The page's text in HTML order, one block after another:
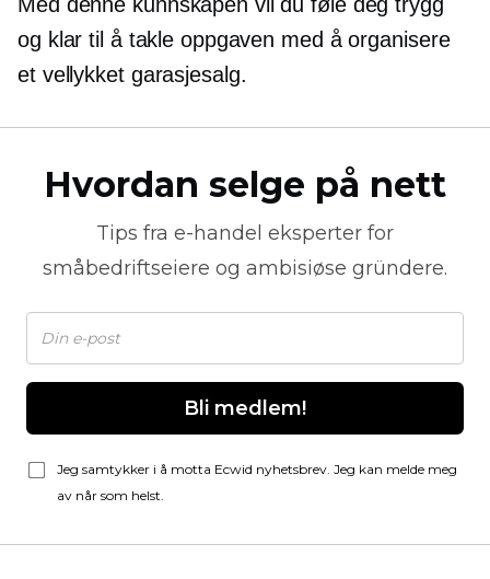
og klar til å takle oppgaven med å organisere
et vellykket garasjesalg.
Hvordan selge på nett
Tips fra e-handel eksperter for
småbedriftseiere og ambisiøse gründere.
Bli medlem!
Jeg samtykker i å motta Ecwid nyhetsbrev. Jeg kan melde meg
av når som helst.